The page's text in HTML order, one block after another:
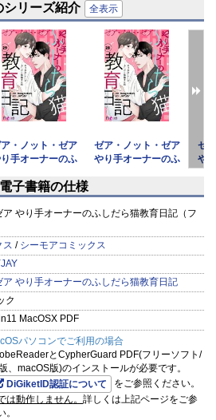
シリーズ紹介 全表示
・ノット・ゼア
手オーナーのふ
（フル
ゼア・ノット・ゼア
やり手オーナーのふ
ゼ
や
prev next
子書籍の仕様
やり手オーナーのふしだら猫教育日記（フ
ス / シーモアコミックス
やり手オーナーのふしだら猫教育日記
ク
MacOSX PDF
パソコンでご利用の場合
とCypherGuard PDF(フリーソフト/
、macOS版)のインストールが必要です。
DiGiketID認証について
をご参照ください。
は動作しません。 詳しくは上記ページをご参
。